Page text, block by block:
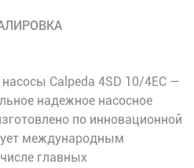
Calpeda 4SD 10/4EC —
надежное насосное
по инновационной
международным
главных